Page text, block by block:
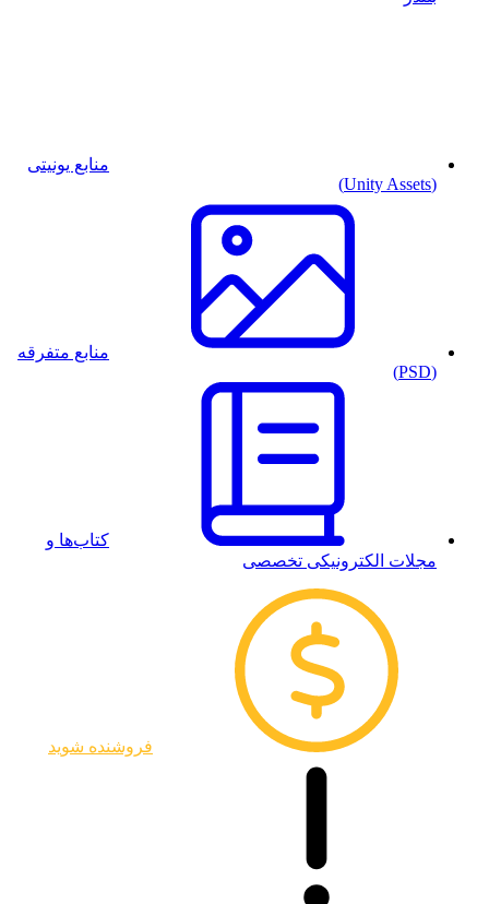
منابع یونیتی
(Unity Assets)
منابع متفرقه
(PSD)
کتاب‌ها و
مجلات الکترونیکی تخصصی
فروشنده شوید